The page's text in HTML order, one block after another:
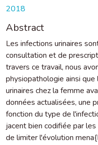
2018
Abstract
Les infections urinaires
consultation et de
travers ce travail, nous
physiopathologie ainsi
urinaires chez la femme
données actualisées, une
fonction du type de
jacent bien codifiée par
de limiter l'évolution